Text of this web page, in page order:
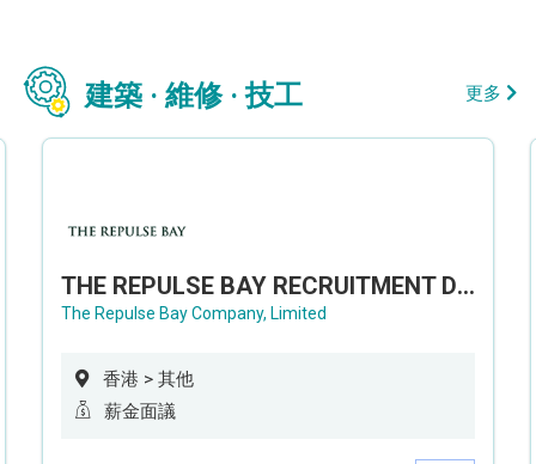
建築 · 維修 · 技工 更多
THE REPULSE BAY RECRUITMENT DAY 淺水灣影灣園人才招聘會
The Repulse Bay Company, Limited
香港 > 其他
薪金面議